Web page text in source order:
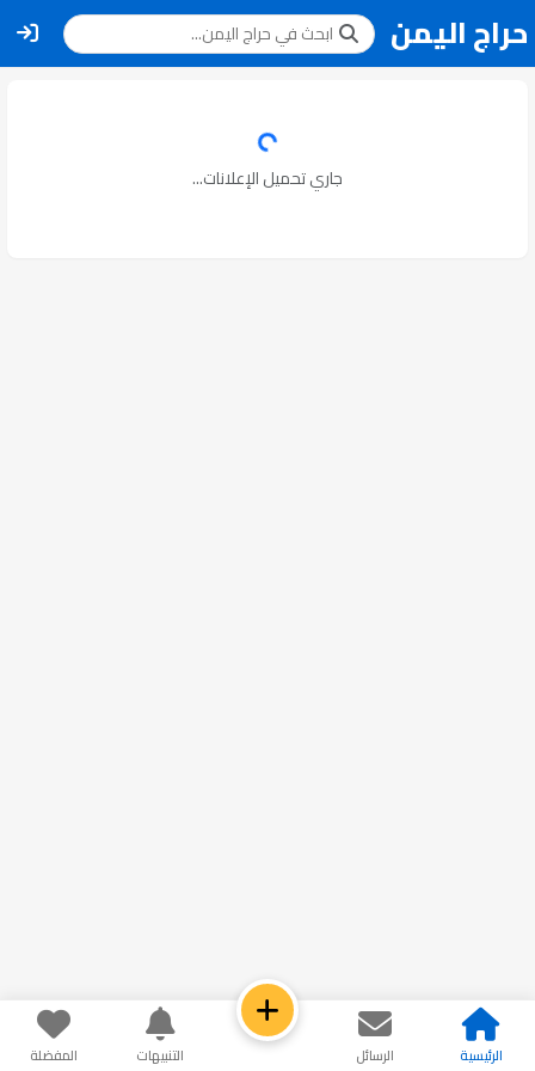
حراج اليمن
جاري تحميل الإعلانات...
الرئيسية الرسائل التنبيهات المفضلة